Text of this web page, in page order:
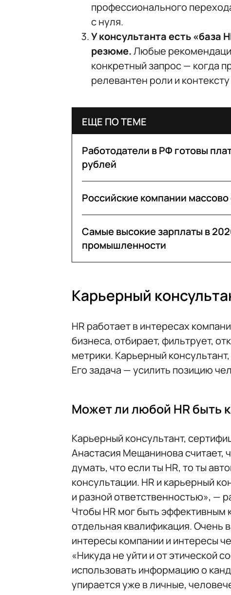
профессионального
с нуля.
У консультанта есть «база
резюме.Любые
конкретный запрос — когда
релевантен роли и
ЕЩЕ ПО ТЕМЕ
Работодатели в РФ готовы
рублей
Российские компании
Самые высокие зарплаты в
промышленности
Карьерный
HR работает в интересах
бизнеса, отбирает, фильтрует,
метрики. Карьерный
Его задача — усилить позицию
Может ли любой HR быть
Карьерный консультант,
Анастасия Мещанинова
думать, что если ты HR, то ты
консультации. HR и карьерный
и разной ответственностью», —
Чтобы HR мог быть
отдельная квалификация. Очень
интересы компании и интересы
«Никуда не уйти и от этической
использовать информацию о
упирается уже в личные,